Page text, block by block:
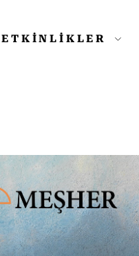
ETKİNLİKLER